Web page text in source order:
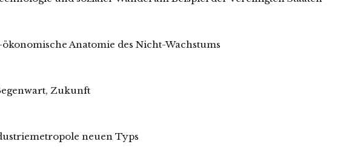
Anatomie des Nicht-Wachstums
Zukunft
neuen Typs